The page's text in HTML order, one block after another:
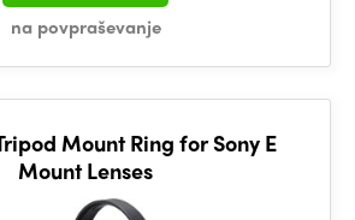
na povpraševanje
Mount Ring for Sony E
Mount Lenses